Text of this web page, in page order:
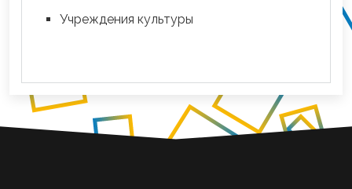
Учреждения культуры